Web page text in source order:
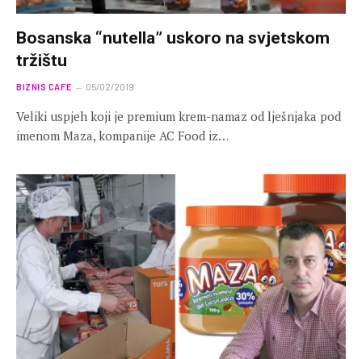
Bosanska “nutella” uskoro na svjetskom
tržištu
BIZNIS CAFE 05/02/2019
Veliki uspjeh koji je premium krem-namaz od lješnjaka pod
imenom Maza, kompanije AC Food iz…